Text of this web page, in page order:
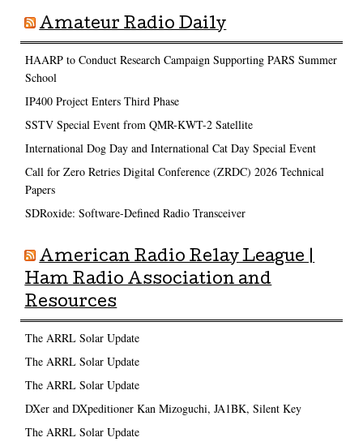
Amateur Radio Daily
HAARP to Conduct Research Campaign Supporting PARS Summer
School
IP400 Project Enters Third Phase
SSTV Special Event from QMR-KWT-2 Satellite
International Dog Day and International Cat Day Special Event
Call for Zero Retries Digital Conference (ZRDC) 2026 Technical
Papers
SDRoxide: Software-Defined Radio Transceiver
American Radio Relay League |
Ham Radio Association and
Resources
The ARRL Solar Update
The ARRL Solar Update
The ARRL Solar Update
DXer and DXpeditioner Kan Mizoguchi, JA1BK, Silent Key
The ARRL Solar Update